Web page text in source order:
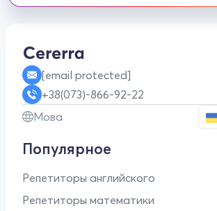
[email protected]
+38(073)-866-92-22
Мова
Популярное
Репетиторы английского
Репетиторы математики